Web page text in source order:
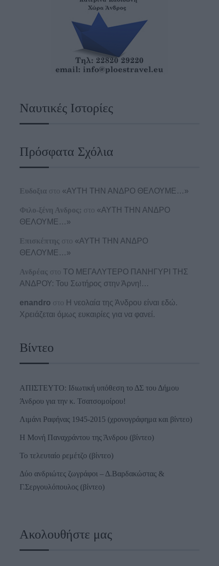
Ναυτικές Ιστορίες
Πρόσφατα Σχόλια
Ευδοξια στο «ΑΥΤΗ ΤΗΝ ΑΝΔΡΟ ΘΕΛΟΥΜΕ…»
Φιλο-ξένη Ανδρος; στο «ΑΥΤΗ ΤΗΝ ΑΝΔΡΟ
ΘΕΛΟΥΜΕ…»
Επισκέπτης στο «ΑΥΤΗ ΤΗΝ ΑΝΔΡΟ
ΘΕΛΟΥΜΕ…»
Ανδρέας στο
ΤΟ ΜΕΓΑΛΥΤΕΡΟ ΠΑΝΗΓΥΡΙ ΤΗΣ
ΑΝΔΡΟΥ: Του Σωτήρος στην Άρνη!…
enandro στο Η νεολαία της Άνδρου είναι εδώ.
Χρειάζεται όμως ευκαιρίες για να φανεί.
Βίντεο
ΑΠΙΣΤΕΥΤΟ: Ιδιωτική υπόθεση το ΔΣ του Δήμου
Άνδρου για την κ. Τσατσομοίρου!
Λιμάνι Ραφήνας 1945-2015 (χρονογράφημα και βίντεο)
Η Μονή Παναχράντου της Άνδρου (βίντεο)
Το τελευταίο ρεμέτζο (βίντεο)
Δύο ανδριώτες ζωγράφοι – Δ.Βαρδακώστας &
Γ.Σεργουλόπουλος (βίντεο)
Ακολουθήστε μας